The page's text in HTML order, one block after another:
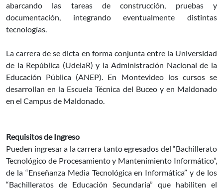
abarcando las tareas de construcción, pruebas y
documentación, integrando eventualmente distintas
tecnologías.
La carrera de se dicta en forma conjunta entre la Universidad
de la República (UdelaR) y la Administración Nacional de la
Educación Pública (ANEP). En Montevideo los cursos se
desarrollan en la Escuela Técnica del Buceo y en Maldonado
en el Campus de Maldonado.
Requisitos de Ingreso
Pueden ingresar a la carrera tanto egresados del “Bachillerato
Tecnológico de Procesamiento y Mantenimiento Informático”,
de la “Enseñanza Media Tecnológica en Informática” y de los
“Bachilleratos de Educación Secundaria” que habiliten el